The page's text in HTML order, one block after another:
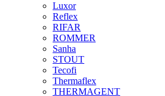
Luxor
Reflex
RIFAR
ROMMER
Sanha
STOUT
Tecofi
Thermaflex
THERMAGENT